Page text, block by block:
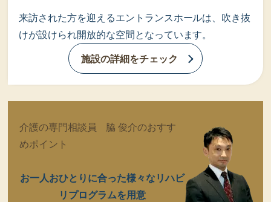
来訪された方を迎えるエントランスホールは、吹き抜
けが設けられ開放的な空間となっています。
施設の詳細をチェック
介護の専門相談員 脇 俊介のおすす
めポイント
お一人おひとりに合った様々なリハビ
リプログラムを用意